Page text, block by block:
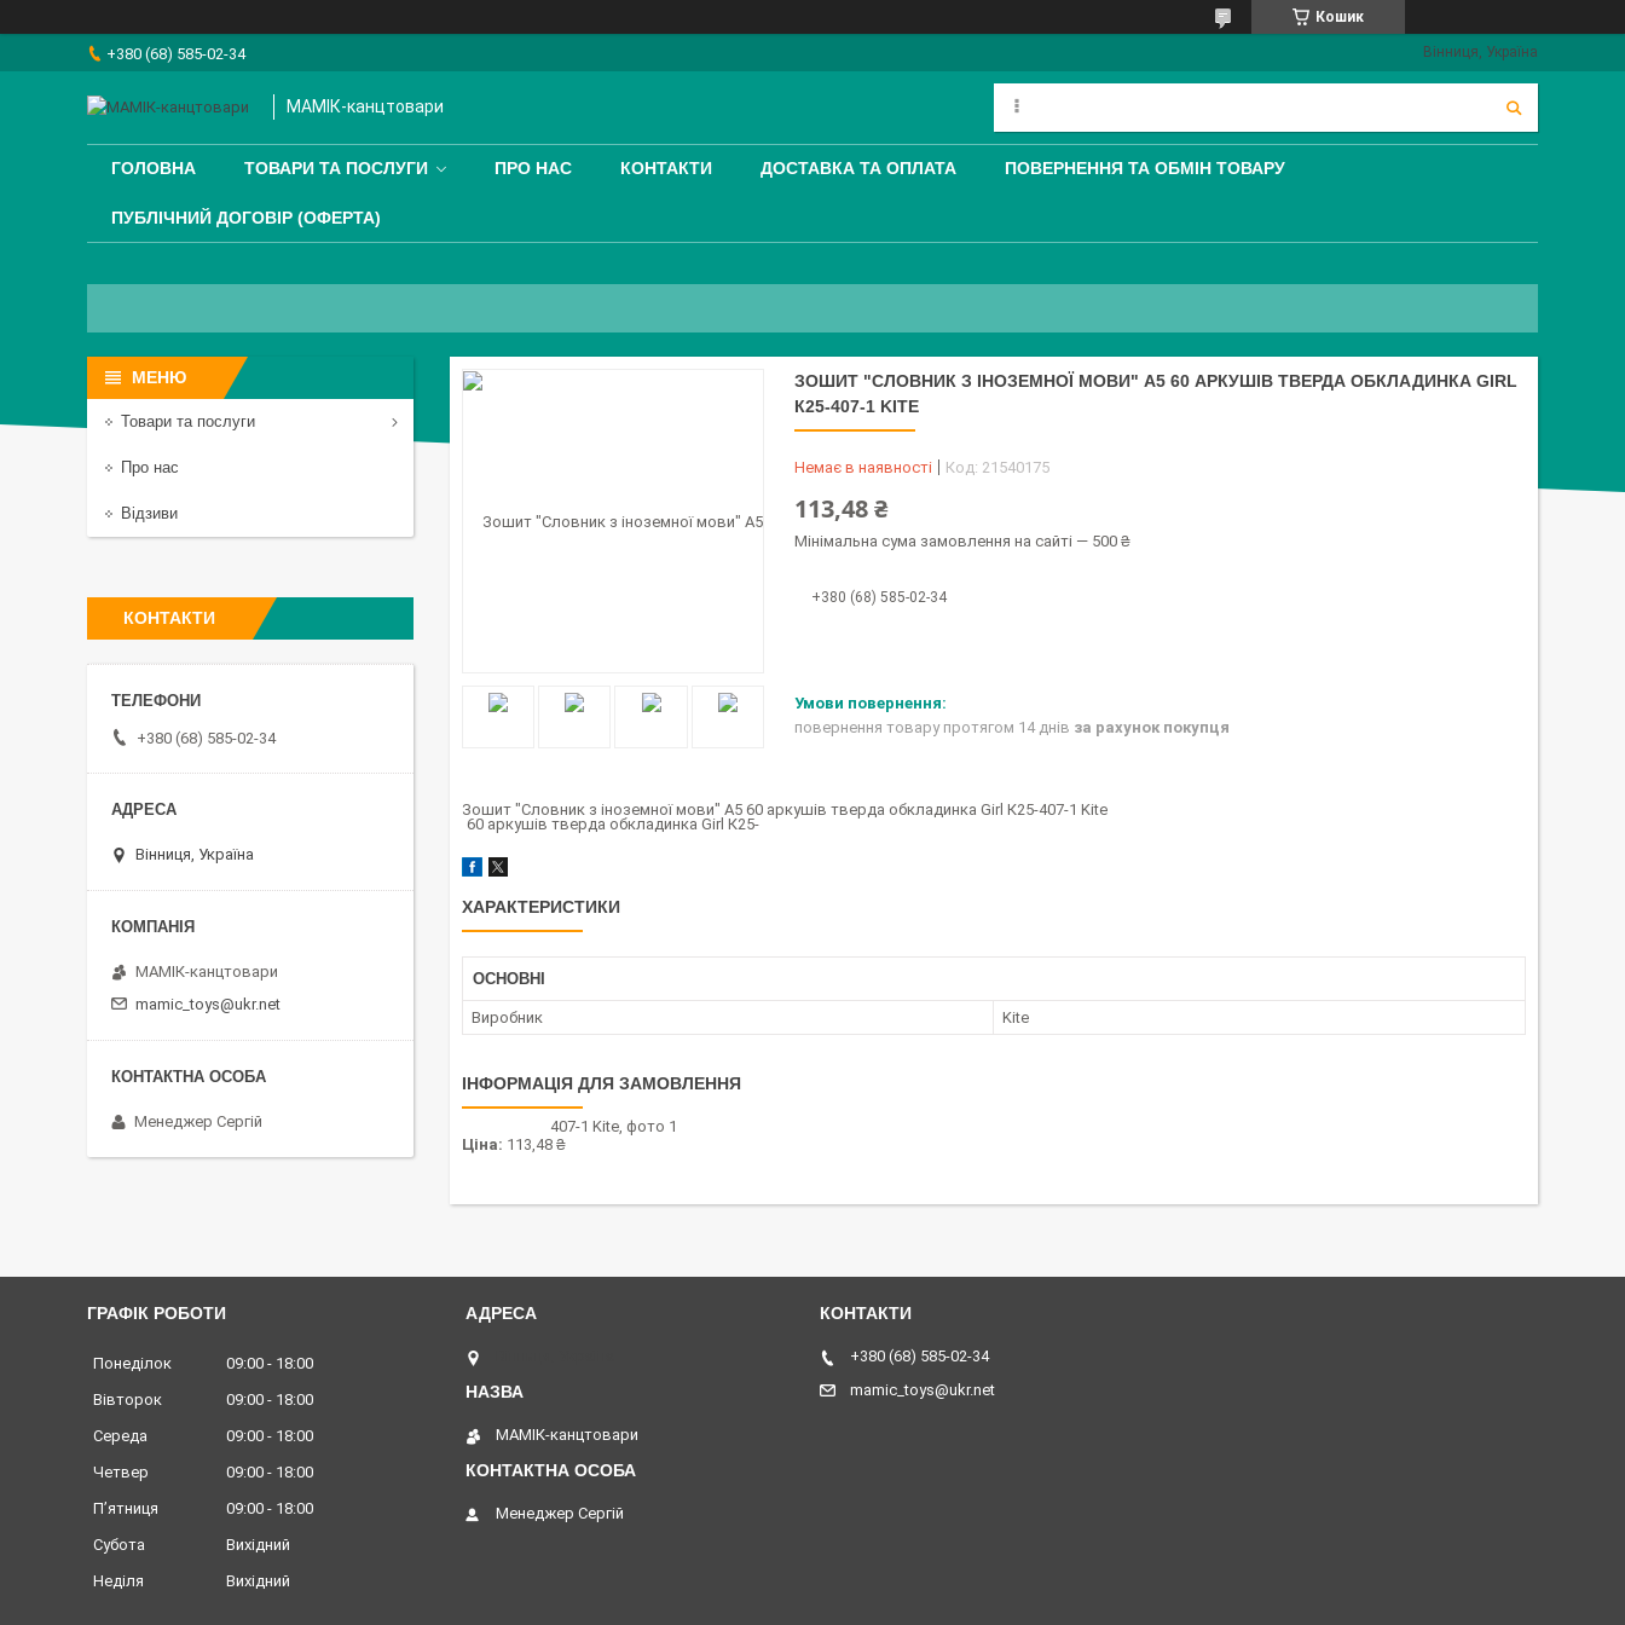
Кошик
+380 (68) 585-02-34 Вінниця, Україна
МАМІК-канцтовари
ГОЛОВНА ТОВАРИ ТА ПОСЛУГИ ПРО НАС КОНТАКТИ ДОСТАВКА ТА ОПЛАТА ПОВЕРНЕННЯ ТА ОБМІН ТОВАРУ
ПУБЛІЧНИЙ ДОГОВІР (ОФЕРТА)
ЗОШИТ "СЛОВНИК З ІНОЗЕМНОЇ МОВИ" A5 60 АРКУШІВ ТВЕРДА ОБКЛАДИНКА GIRL
К25-407-1 KITE
Немає в наявності Код: 21540175
113,48 ₴
Мінімальна сума замовлення на сайті — 500 ₴
+380 (68) 585-02-34
повернення товару протягом 14 днів за рахунок покупця
Зошит "Словник з іноземної мови" A5 60 аркушів тверда обкладинка Girl К25-407-1 Kite
ХАРАКТЕРИСТИКИ
ОСНОВНІ
Виробник Kite
ІНФОРМАЦІЯ ДЛЯ ЗАМОВЛЕННЯ
Ціна: 113,48 ₴
Товари та послуги
Про нас
Відзиви
КОНТАКТИ
+380 (68) 585-02-34
Вінниця, Україна
МАМІК-канцтовари
mamic_toys@ukr.net
Менеджер Сергій
ГРАФІК РОБОТИ
Понеділок 09:00
18:00
Вівторок
09:00
18:00
Середа
09:00
18:00
Четвер
09:00
18:00
Пʼятниця
09:00
18:00
Субота
Вихідний
Неділя
Вихідний
МАМІК-канцтовари
Менеджер Сергій
+380 (68) 585-02-34
mamic_toys@ukr.net